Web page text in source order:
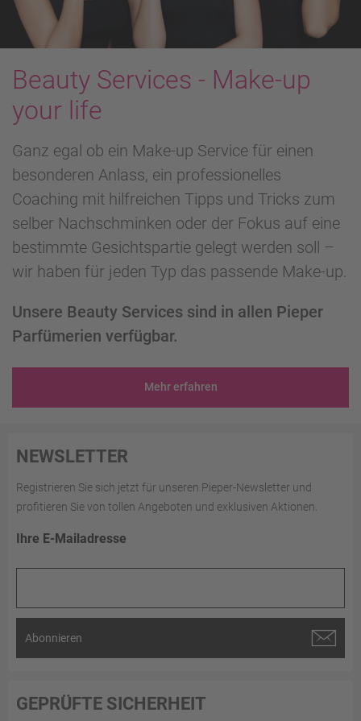
Beauty Services - Make-up
your life
Ganz egal ob ein Make-up Service für einen
besonderen Anlass, ein professionelles
Coaching mit hilfreichen Tipps und Tricks zum
selber Nachschminken oder der Fokus auf eine
bestimmte Gesichtspartie gelegt werden soll –
wir haben für jeden Typ das passende Make-up.
Unsere Beauty Services sind in allen Pieper
Parfümerien verfügbar.
Mehr erfahren
NEWSLETTER
Registrieren Sie sich jetzt für unseren Pieper-Newsletter und
profitieren Sie von tollen Angeboten und exklusiven Aktionen.
Ihre E-Mailadresse
Abonnieren
GEPRÜFTE SICHERHEIT